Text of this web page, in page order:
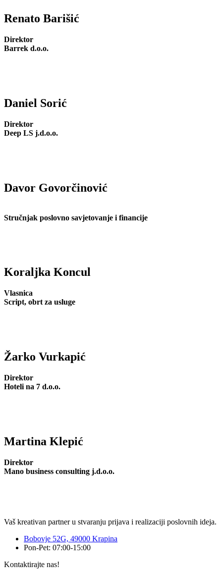
Renato Barišić
Direktor
Barrek d.o.o.
Daniel Sorić
Direktor
Deep LS j.d.o.o.
Davor Govorčinović
Stručnjak poslovno savjetovanje i financije
Koraljka Koncul
Vlasnica
Script, obrt za usluge
Žarko Vurkapić
Direktor
Hoteli na 7 d.o.o.
Martina Klepić
Direktor
Mano business consulting j.d.o.o.
Vaš kreativan partner u stvaranju prijava i realizaciji poslovnih ideja.
Bobovje 52G, 49000 Krapina
Pon-Pet: 07:00-15:00
Kontaktirajte nas!